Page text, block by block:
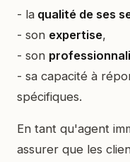
- la qualité de ses
- son expertise,
- son
- sa capacité à
spécifiques.
En tant qu'agent
assurer que les